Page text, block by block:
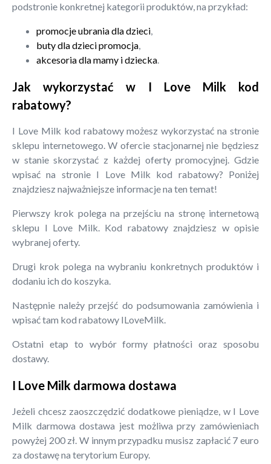
podstronie konkretnej kategorii produktów, na przykład:
promocje ubrania dla dzieci,
buty dla dzieci promocja,
akcesoria dla mamy i dziecka.
Jak wykorzystać w I Love Milk kod
rabatowy?
I Love Milk kod rabatowy możesz wykorzystać na stronie
sklepu internetowego. W ofercie stacjonarnej nie będziesz
w stanie skorzystać z każdej oferty promocyjnej. Gdzie
wpisać na stronie I Love Milk kod rabatowy? Poniżej
znajdziesz najważniejsze informacje na ten temat!
Pierwszy krok polega na przejściu na stronę internetową
sklepu I Love Milk. Kod rabatowy znajdziesz w opisie
wybranej oferty.
Drugi krok polega na wybraniu konkretnych produktów i
dodaniu ich do koszyka.
Następnie należy przejść do podsumowania zamówienia i
wpisać tam kod rabatowy ILoveMilk.
Ostatni etap to wybór formy płatności oraz sposobu
dostawy.
I Love Milk darmowa dostawa
Jeżeli chcesz zaoszczędzić dodatkowe pieniądze, w I Love
Milk darmowa dostawa jest możliwa przy zamówieniach
powyżej 200 zł. W innym przypadku musisz zapłacić 7 euro
za dostawę na terytorium Europy.